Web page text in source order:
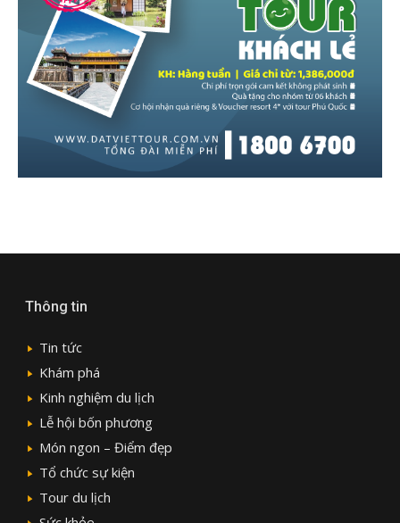
Thông tin
Tin tức
Khám phá
Kinh nghiệm du lịch
Lễ hội bốn phương
Món ngon – Điểm đẹp
Tổ chức sự kiện
Tour du lịch